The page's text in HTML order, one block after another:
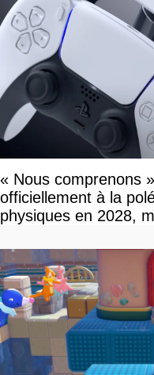
« Nous comprenons
officiellement à la
physiques en 2028,